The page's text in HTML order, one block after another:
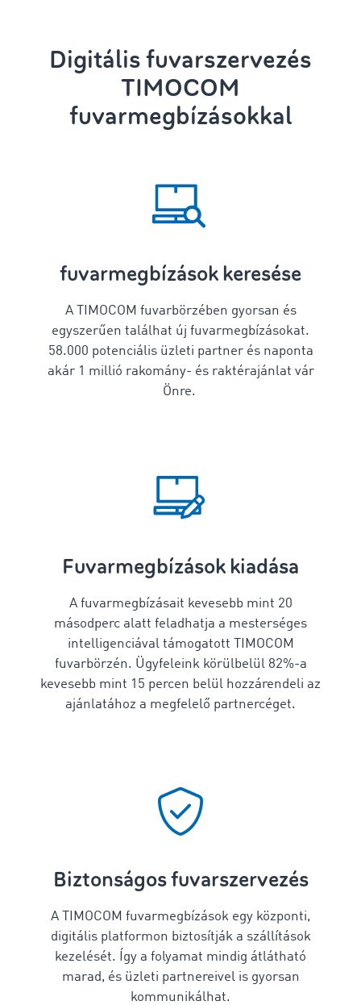
Digitálisfuvarszervezés
TIMOCOM
fuvarmegbízásokkal
fuvarmegbízások keresése
A TIMOCOM fuvarbörzében gyorsan és
egyszerűen találhat új fuvarmegbízásokat.
58.000 potenciális üzleti partner és naponta
akár 1 millió rakomány- és raktérajánlat vár
Önre.
Fuvarmegbízások kiadása
A fuvarmegbízásait kevesebb mint 20
másodperc alatt feladhatja a mesterséges
intelligenciával támogatott TIMOCOM
fuvarbörzén. Ügyfeleink körülbelül 82%-a
kevesebb mint 15 percen belül hozzárendeli az
ajánlatához a megfelelő partnercéget.
Biztonságos fuvarszervezés
A TIMOCOM fuvarmegbízások egy központi,
digitális platformon biztosítják a szállítások
kezelését. Így a folyamat mindig átlátható
marad, és üzleti partnereivel is gyorsan
kommunikálhat.